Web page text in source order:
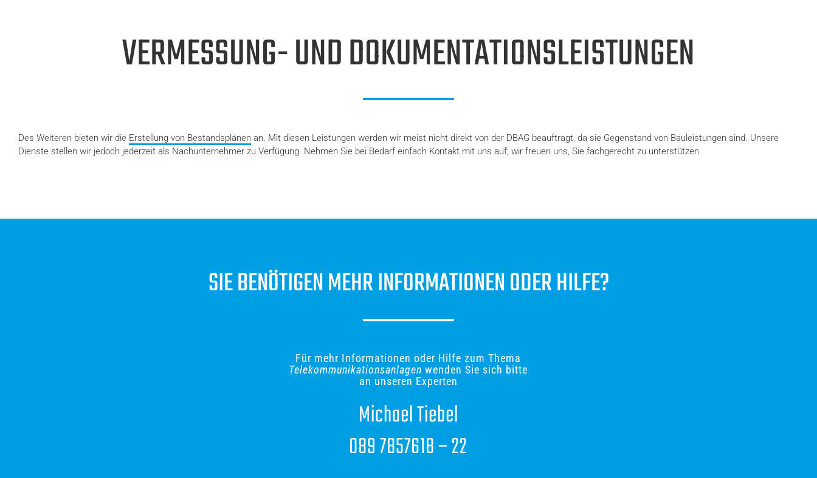
VERMESSUNG- UND DOKUMENTATIONSLEISTUNGEN
Des Weiteren bieten wir die Erstellung von Bestandsplänen an. Mit diesen Leistungen werden wir meist nicht direkt von der DBAG beauftragt, da sie Gegenstand von Bauleistungen sind. Unsere
Dienste stellen wir jedoch jederzeit als Nachunternehmer zu Verfügung. Nehmen Sie bei Bedarf einfach Kontakt mit uns auf; wir freuen uns, Sie fachgerecht zu unterstützen.
SIE BENÖTIGEN MEHR INFORMATIONEN ODER HILFE?
Für mehr Informationen oder Hilfe zum Thema
Telekommunikationsanlagen wenden Sie sich bitte
an unseren Experten
Michael Tiebel
089 7857618 – 22